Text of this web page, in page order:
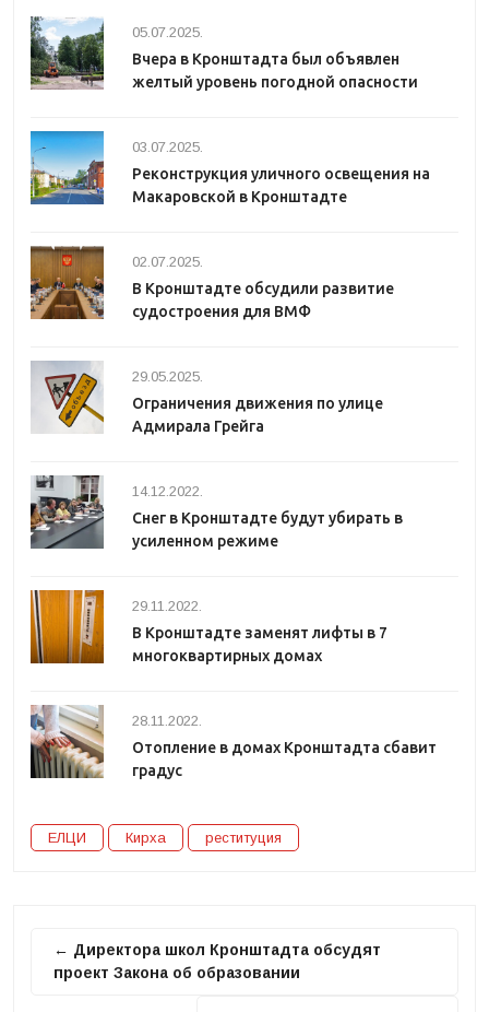
05.07.2025.
Вчера в Кронштадта был объявлен
желтый уровень погодной опасности
03.07.2025.
Реконструкция уличного освещения на
Макаровской в Кронштадте
02.07.2025.
В Кронштадте обсудили развитие
судостроения для ВМФ
29.05.2025.
Ограничения движения по улице
Адмирала Грейга
14.12.2022.
Снег в Кронштадте будут убирать в
усиленном режиме
29.11.2022.
В Кронштадте заменят лифты в 7
многоквартирных домах
28.11.2022.
Отопление в домах Кронштадта сбавит
градус
ЕЛЦИ Кирха реституция
← Директора школ Кронштадта обсудят
проект Закона об образовании